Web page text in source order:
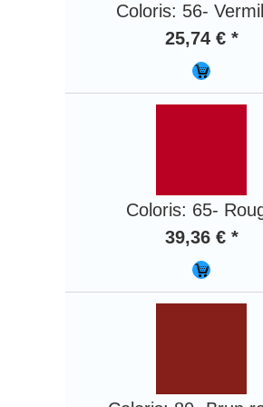
Coloris: 56-
25,74 € *
Coloris: 65-
39,36 € *